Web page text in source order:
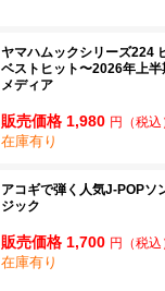
ヤマハムックシリーズ224
ベストヒット〜2026年上
メディア
販売価格 1,980 円 （税込
在庫有り
アコギで弾く人気J-POPソ
ジック
販売価格 1,700 円 （税込
在庫有り